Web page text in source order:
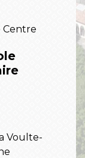
Centre
Voulte-